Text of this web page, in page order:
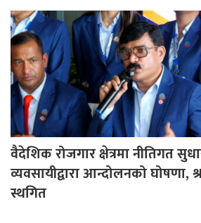
वैदेशिक रोजगार क्षेत्रमा नीतिगत
व्यवसायीद्वारा आन्दोलनको घोषणा,
स्थगित